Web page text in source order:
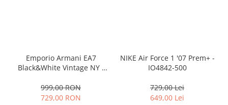
Emporio Armani EA7
Black&White Vintage NY -
999,00 RON
729,00 RON
NIKE Air Force 1 '07 Prem+ -
IO4842-500
729,00 Lei
649,00 Lei